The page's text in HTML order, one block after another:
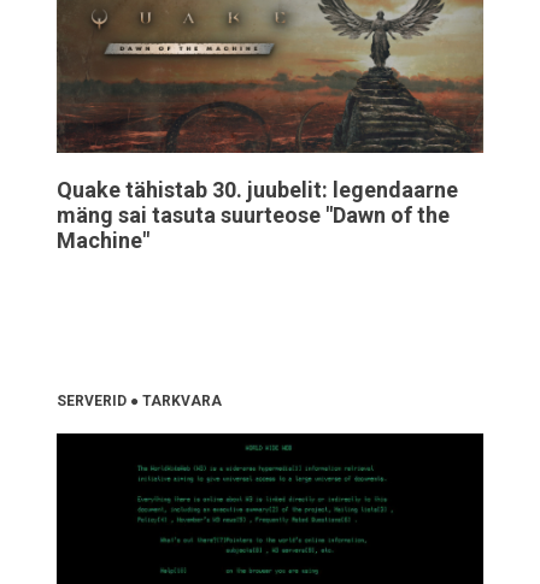
Quake tähistab 30. juubelit: legendaarne
mäng sai tasuta suurteose "Dawn of the
Machine"
SERVERID ● TARKVARA